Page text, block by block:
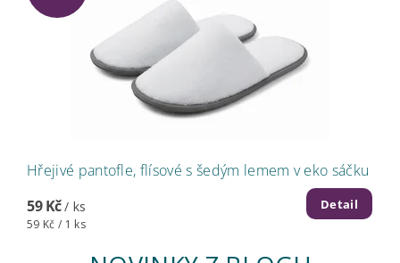
Hřejivé pantofle, flísové s šedým lemem v eko sáčku
59 Kč/ ks
59 Kč / 1 ks
Detail